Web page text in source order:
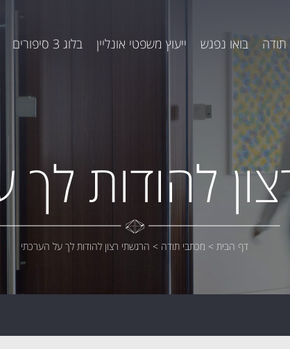
בואו נפגש ייעוץ משפטי אונליין בלוג 3 סיפורים
להודות
דף הבית > מכתבי תודה > הרגשתי רצון להודות לך על הערכתי